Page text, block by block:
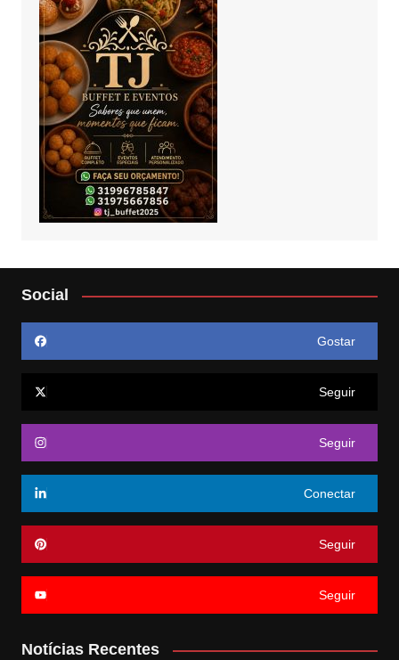
Social
Gostar
Seguir
Seguir
Conectar
Seguir
Seguir
Notícias Recentes